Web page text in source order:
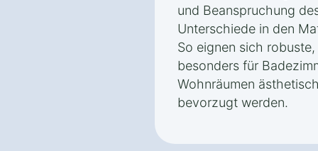
und Beanspruchung
Unterschiede in den
So eignen sich
besonders für
Wohnräumen
bevorzugt werden.